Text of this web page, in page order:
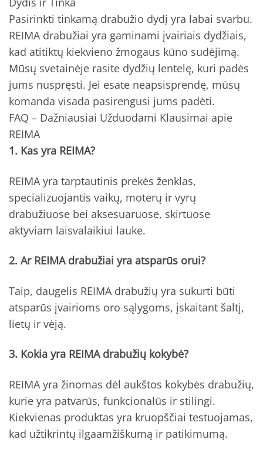
Pasirinkti tinkamą drabužio dydį yra labai svarbu.
REIMA drabužiai yra gaminami įvairiais dydžiais,
kad atitiktų kiekvieno žmogaus kūno sudėjimą.
Mūsų svetainėje rasite dydžių lentelę, kuri padės
jums nuspręsti. Jei esate neapsisprendę, mūsų
komanda visada pasirengusi jums padėti.
FAQ – Dažniausiai Užduodami Klausimai apie
REIMA
1. Kas yra REIMA?
REIMA yra tarptautinis prekės ženklas,
specializuojantis vaikų, moterų ir vyrų
drabužiuose bei aksesuaruose, skirtuose
aktyviam laisvalaikiui lauke.
2. Ar REIMA drabužiai yra atsparūs orui?
Taip, daugelis REIMA drabužių yra sukurti būti
atsparūs įvairioms oro sąlygoms, įskaitant šaltį,
lietų ir vėją.
3. Kokia yra REIMA drabužių kokybė?
REIMA yra žinomas dėl aukštos kokybės drabužių,
kurie yra patvarūs, funkcionalūs ir stilingi.
Kiekvienas produktas yra kruopščiai testuojamas,
kad užtikrintų ilgaamžiškumą ir patikimumą.